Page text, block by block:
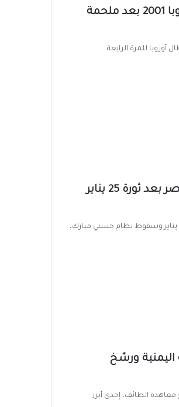
حدث في مثل هذا اليوم.. بايرن ميونخ يتوج بدوري أبطال أوروبا 2001 بعد ملحمة
حدث في مثل هذا اليوم.. انطلاق أول انتخابات رئاسية في مصر بعد ثورة 25 يناير
في مثل هذا اليوم بدأت انتخابات الرئاسة المصرية 2012، أول انتخابات رئاسية بعد ثورة 25 يناير وسقوط نظام حسني مبارك،
ورسّخ
الطائف، إحدى أبرز